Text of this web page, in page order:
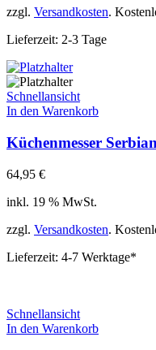
zzgl. Versandkosten.
Lieferzeit: 2-3 Tage
Schnellansicht
In den Warenkorb
Küchenmesser
64,95 €
inkl. 19 % MwSt.
zzgl. Versandkosten.
Lieferzeit: 4-7 Werktage*
Schnellansicht
In den Warenkorb